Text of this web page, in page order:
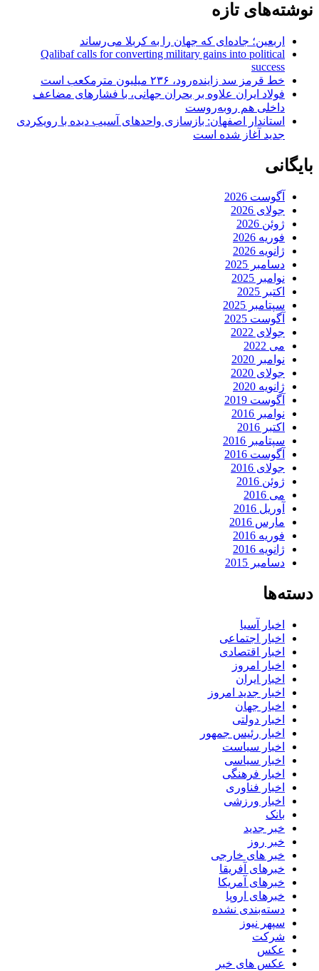
نوشته‌های تازه
اربعین؛ جاده‌ای که جهان را به کربلا می‌رساند
Qalibaf calls for converting military gains into political
success
خط قرمز سد زاینده‌رود، ۲۳۶ میلیون مترمکعب است
فولاد ایران علاوه بر بحران جهانی، با فشارهای مضاعف
داخلی هم روبه‌روست
استاندار اصفهان: بازسازی واحدهای آسیب دیده با رویکردی
جدید آغاز شده است
بایگانی
آگوست 2026
جولای 2026
ژوئن 2026
فوریه 2026
ژانویه 2026
دسامبر 2025
نوامبر 2025
اکتبر 2025
سپتامبر 2025
آگوست 2025
جولای 2022
می 2022
نوامبر 2020
جولای 2020
ژانویه 2020
آگوست 2019
نوامبر 2016
اکتبر 2016
سپتامبر 2016
آگوست 2016
جولای 2016
ژوئن 2016
می 2016
آوریل 2016
مارس 2016
فوریه 2016
ژانویه 2016
دسامبر 2015
دسته‌ها
اخبار آسیا
اخبار اجتماعی
اخبار اقتصادی
اخبار امروز
اخبار ایران
اخبار جدید امروز
اخبار جهان
اخبار دولتی
اخبار رئیس جمهور
اخبار سیاست
اخبار سیاسی
اخبار فرهنگی
اخبار فناوری
اخبار ورزشی
بانک
خبر جدید
خبر روز
خبر های خارجی
خبرهای آفریقا
خبرهای آمریکا
خبرهای اروپا
دسته‌بندی نشده
سپهر نیوز
شرکت
عکس
عکس های خبر